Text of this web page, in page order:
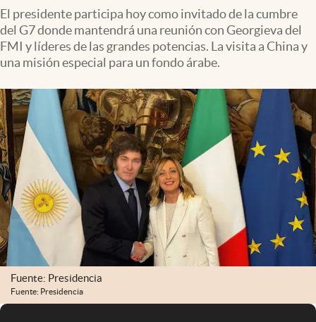
Apertura
Infotechnology
Clima
Mundial 2026
Eventos Corporativos
El Cronista Studio
Mediakit
abre en nueva pestaña
Argentina
El presidente participa hoy como invitado de la cumbre
del G7 donde mantendrá una reunión con Georgieva del
FMI y líderes de las grandes potencias. La visita a China y
una misión especial para un fondo árabe.
Fuente: Presidencia
Fuente: Presidencia